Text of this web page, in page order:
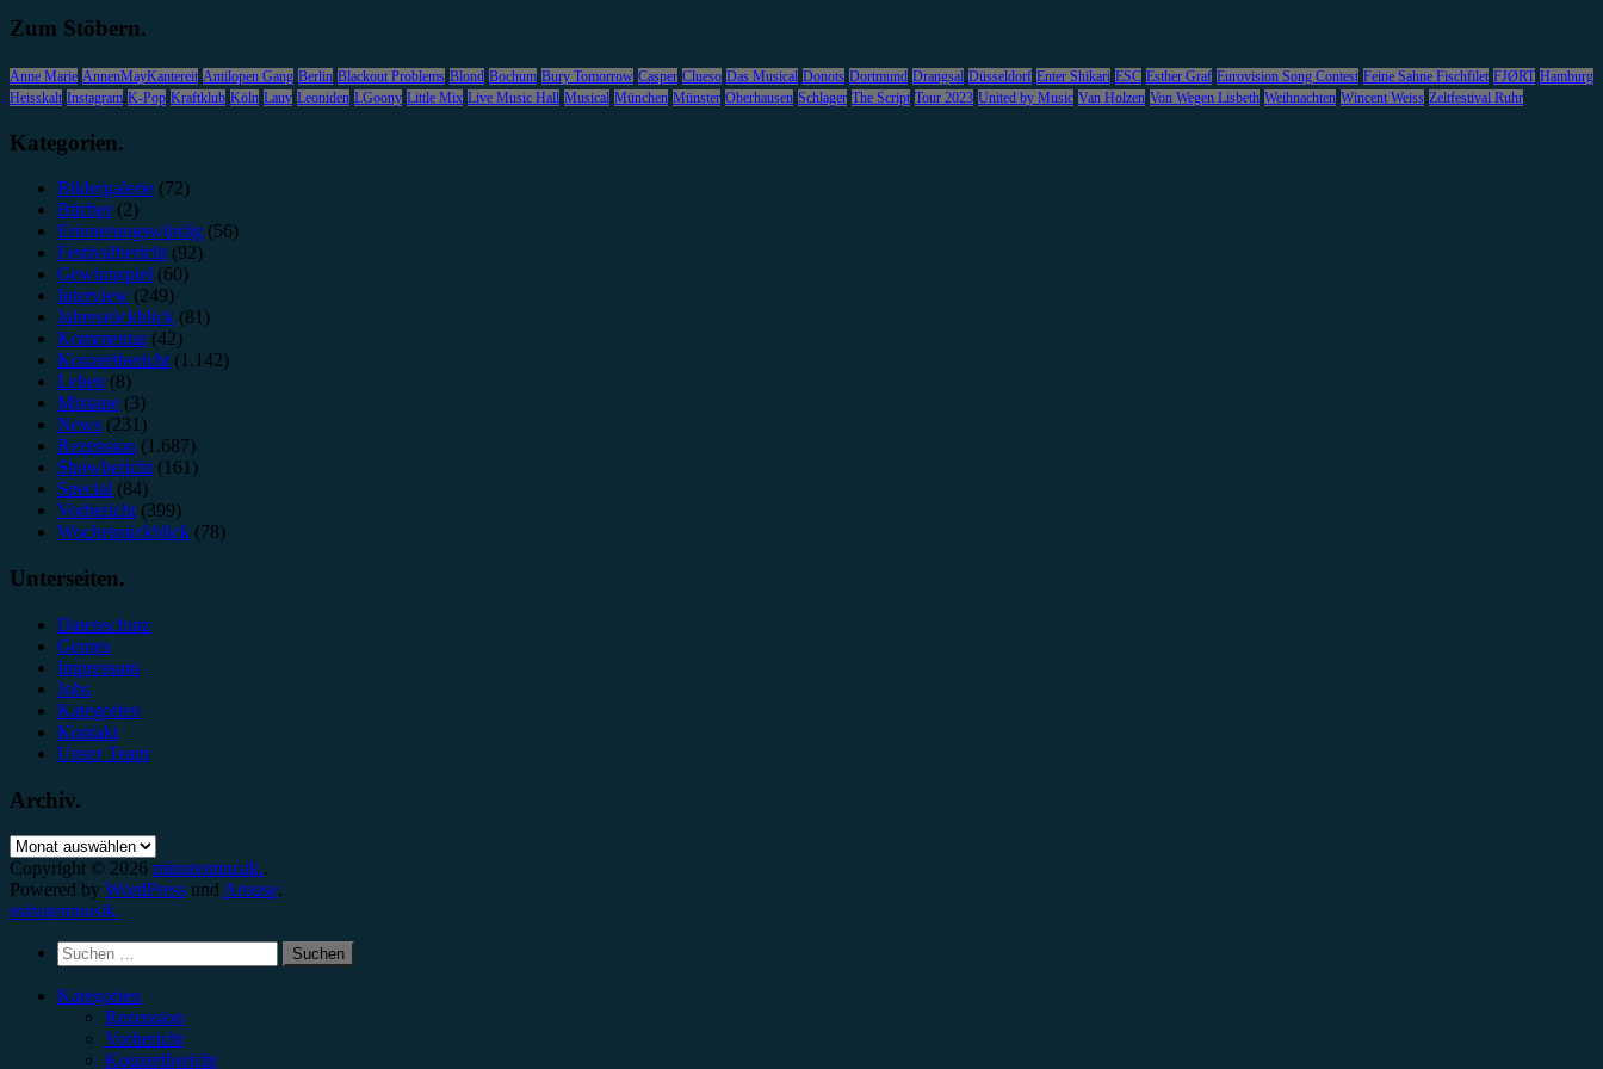
Zum Stöbern.
Anne Marie AnnenMayKantereit Antilopen Gang Berlin Blackout Problems Blond Bochum Bury Tomorrow Casper Clueso Das Musical Donots Dortmund Drangsal Düsseldorf Enter Shikari ESC Esther Graf Eurovision Song Contest Feine Sahne Fischfilet FJØRT Hamburg
Heisskalt Instagram K-Pop Kraftklub Köln Lauv Leoniden LGoony Little Mix Live Music Hall Musical München Münster Oberhausen Schlager The Script Tour 2023 United by Music Van Holzen Von Wegen Lisbeth Weihnachten Wincent Weiss Zeltfestival Ruhr
Kategorien.
Bildergalerie (72)
Bücher(2)
Erinnerungswürdig (56)
Festivalbericht(92)
Gewinnspiel (60)
Interview (249)
Jahresrückblick (81)
Kommentar(42)
Konzertbericht(1.142)
Leben (8)
Mixtape (3)
News (231)
Rezension (1.687)
Showbericht(161)
Special (84)
Vorbericht(399)
Wochenrückblick (78)
Unterseiten.
Datenschutz
Genres
Impressum
Jobs
Kategorien
Kontakt
Unser Team
Archiv.
Archiv.
Copyright © 2026 minutenmusik..
Powered by WordPress und Arouse.
minutenmusik.
Suchen
nach:
Kategorien
Rezension
Vorbericht
Konzertbericht